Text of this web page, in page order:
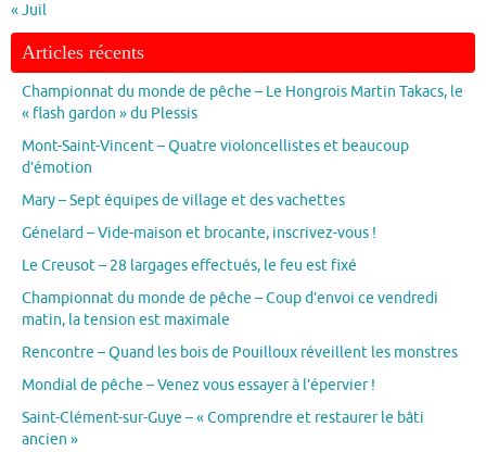
« Juil
Articles récents
Championnat du monde de pêche – Le Hongrois Martin Takacs, le
« flash gardon » du Plessis
Mont-Saint-Vincent – Quatre violoncellistes et beaucoup
d’émotion
Mary – Sept équipes de village et des vachettes
Génelard – Vide-maison et brocante, inscrivez-vous !
Le Creusot – 28 largages effectués, le feu est fixé
Championnat du monde de pêche – Coup d’envoi ce vendredi
matin, la tension est maximale
Rencontre – Quand les bois de Pouilloux réveillent les monstres
Mondial de pêche – Venez vous essayer à l’épervier !
Saint-Clément-sur-Guye – « Comprendre et restaurer le bâti
ancien »